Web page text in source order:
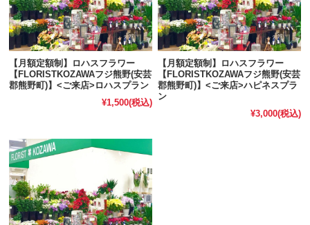
【月額定額制】ロハスフラワー
【FLORISTKOZAWAフジ熊野(安芸
郡熊野町)】<ご来店>ロハスプラン
¥1,500(税込)
【月額定額制】ロハスフラワー
【FLORISTKOZAWAフジ熊野(安芸
郡熊野町)】<ご来店>ハピネスプラ
ン
¥3,000(税込)